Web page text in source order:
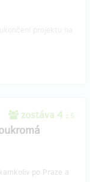
zostáva 4 z 5
po Praze a